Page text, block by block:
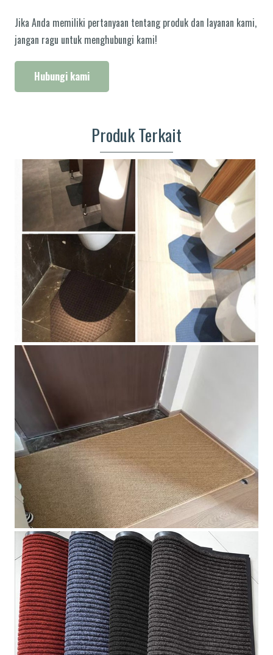
Jika Anda memiliki pertanyaan tentang produk dan layanan kami,
jangan ragu untuk menghubungi kami!
Hubungi kami
Produk Terkait